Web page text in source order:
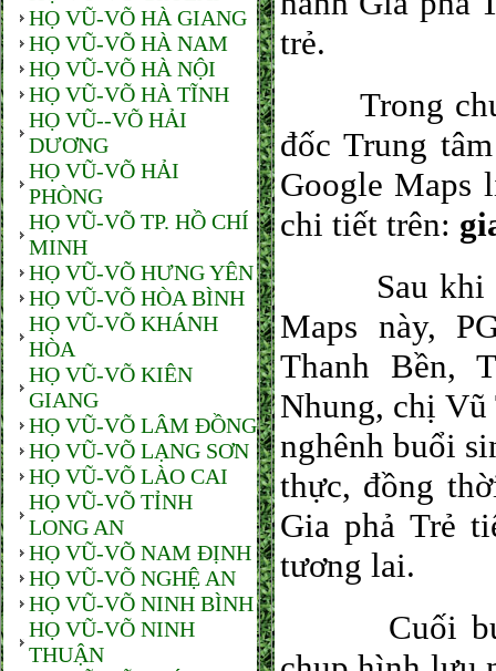
HỌ VŨ-VÕ HÀ GIANG
HỌ VŨ-VÕ HÀ NAM
HỌ VŨ-VÕ HÀ NỘI
HỌ VŨ-VÕ HÀ TĨNH
HỌ VŨ--VÕ HẢI
DƯƠNG
HỌ VŨ-VÕ HẢI
PHÒNG
HỌ VŨ-VÕ TP. HỒ CHÍ
MINH
HỌ VŨ-VÕ HƯNG YÊN
HỌ VŨ-VÕ HÒA BÌNH
HỌ VŨ-VÕ KHÁNH
HÒA
HỌ VŨ-VÕ KIÊN
GIANG
HỌ VŨ-VÕ LÂM ĐỒNG
HỌ VŨ-VÕ LẠNG SƠN
HỌ VŨ-VÕ LÀO CAI
HỌ VŨ-VÕ TỈNH
LONG AN
HỌ VŨ-VÕ NAM ĐỊNH
HỌ VŨ-VÕ NGHỆ AN
HỌ VŨ-VÕ NINH BÌNH
HỌ VŨ-VÕ NINH
THUẬN
trẻ.
Trong
đốc Trung
Google Maps
chi tiết trên:
Sau khi
Maps này,
Thanh Bền,
Nhung, chị
nghênh buổi
thực, đồng
Gia phả Trẻ
tương lai.
Cuối buổi